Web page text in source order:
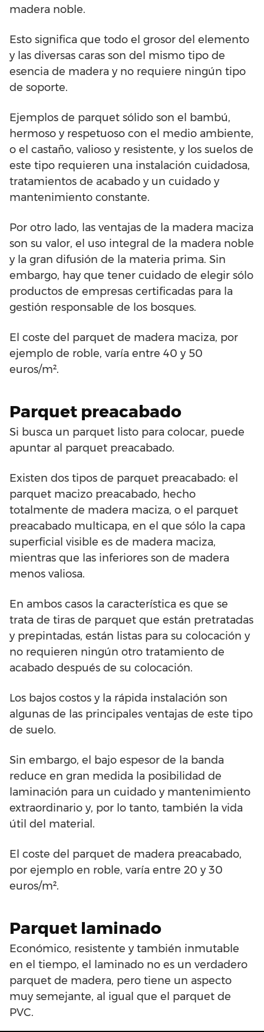
madera noble.
Esto significa que todo el grosor del elemento
y las diversas caras son del mismo tipo de
esencia de madera y no requiere ningún tipo
de soporte.
Ejemplos de parquet sólido son el bambú,
hermoso y respetuoso con el medio ambiente,
o el castaño, valioso y resistente, y los suelos de
este tipo requieren una instalación cuidadosa,
tratamientos de acabado y un cuidado y
mantenimiento constante.
Por otro lado, las ventajas de la madera maciza
son su valor, el uso integral de la madera noble
y la gran difusión de la materia prima. Sin
embargo, hay que tener cuidado de elegir sólo
productos de empresas certificadas para la
gestión responsable de los bosques.
El coste del parquet de madera maciza, por
ejemplo de roble, varía entre 40 y 50
euros/m².
Parquet preacabado
Si busca un parquet listo para colocar, puede
apuntar al parquet preacabado.
Existen dos tipos de parquet preacabado: el
parquet macizo preacabado, hecho
totalmente de madera maciza, o el parquet
preacabado multicapa, en el que sólo la capa
superficial visible es de madera maciza,
mientras que las inferiores son de madera
menos valiosa.
En ambos casos la característica es que se
trata de tiras de parquet que están pretratadas
y prepintadas, están listas para su colocación y
no requieren ningún otro tratamiento de
acabado después de su colocación.
Los bajos costos y la rápida instalación son
algunas de las principales ventajas de este tipo
de suelo.
Sin embargo, el bajo espesor de la banda
reduce en gran medida la posibilidad de
laminación para un cuidado y mantenimiento
extraordinario y, por lo tanto, también la vida
útil del material.
El coste del parquet de madera preacabado,
por ejemplo en roble, varía entre 20 y 30
euros/m².
Parquet laminado
Económico, resistente y también inmutable
en el tiempo, el laminado no es un verdadero
parquet de madera, pero tiene un aspecto
muy semejante, al igual que el parquet de
PVC.